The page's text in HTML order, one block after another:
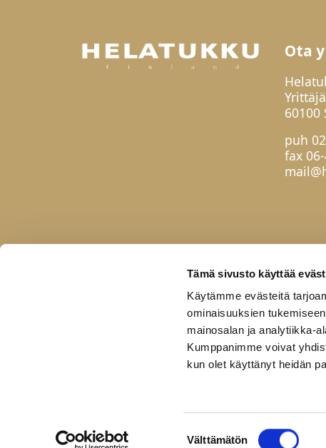
Tämä sivusto käyttää
Käytämme evästeitä
ominaisuuksien
mainosalan ja analytiikka-
Kumppanimme voivat
kun olet käyttänyt heidän
Välttämätön
Ota
60100
puh
fax
Uutuudet
Pidätämme oikeudet muutoksiin.